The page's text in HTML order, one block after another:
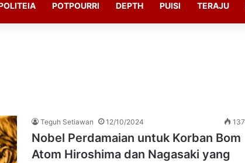
POTPOURRI DEPTH PUISI TERAJU
Teguh Setiawan 12/10/2024 137
Nobel Perdamaian untuk Korban Bom
Atom Hiroshima dan Nagasaki yang